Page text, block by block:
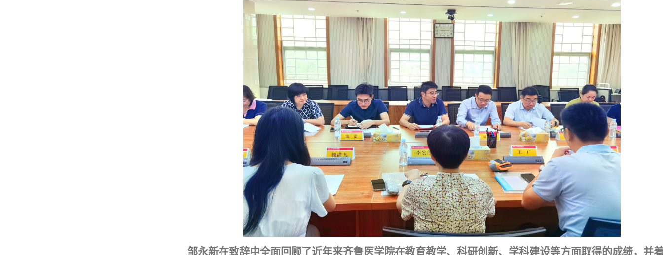
邹永新在致辞中全面回顾了近年来齐鲁医学院在教育教学、科研创新、学科建设等方面取得的成绩，并